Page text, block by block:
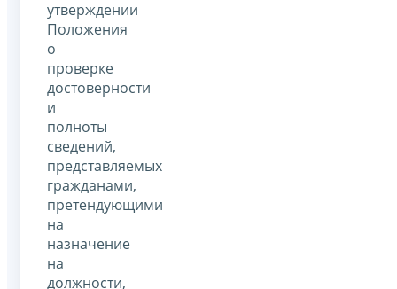
утверждении
Положения
о
проверке
достоверности
и
полноты
сведений,
представляемых
гражданами,
претендующими
на
назначение
на
должности,